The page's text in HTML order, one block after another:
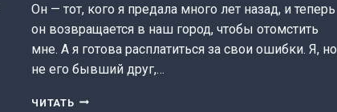
Он — тот, кого я предала много лет назад, и теперь
он возвращается в наш город, чтобы отомстить
мне. А я готова расплатиться за свои ошибки. Я, но
не его бывший друг,…
ЧИТАТЬ ИГРАЙ